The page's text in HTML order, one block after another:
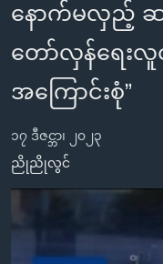
များ
ပင်မ
အကြောင်းအရာ
ကျော်
ကြည့်
နိုင်ငံတကာ
အမေရိကန်
တရုတ်
အစ္စရေး-ပါလက်စတိုင်း
ဗွီဒီယို
သတင်းလွတ်လပ်ခွင့်
ရပ်ဝန်းတခု လမ်းတခု
အင်္ဂလိပ်စာလေ့လာမယ်
အမေရိကန်သုံးအီဒီယံ
မကြေးမုံရဲ့ အင်္ဂလိပ်စာ
သုတပဒေသာ အင်္ဂလိပ်စ
အပတ်စဉ်ကဏ္ဍများ
ရေဒီယို
ရေဒီယိုနှင့်ရုပ်သံ အချက်
Learning English
နောက်မလှည့်
တော်လှန်ရေးလူင
အကြောင်းစုံ”
၁၇ ဒီဇင္ဘာ၊ ၂၀၂၃
ညိုညိုလွင်